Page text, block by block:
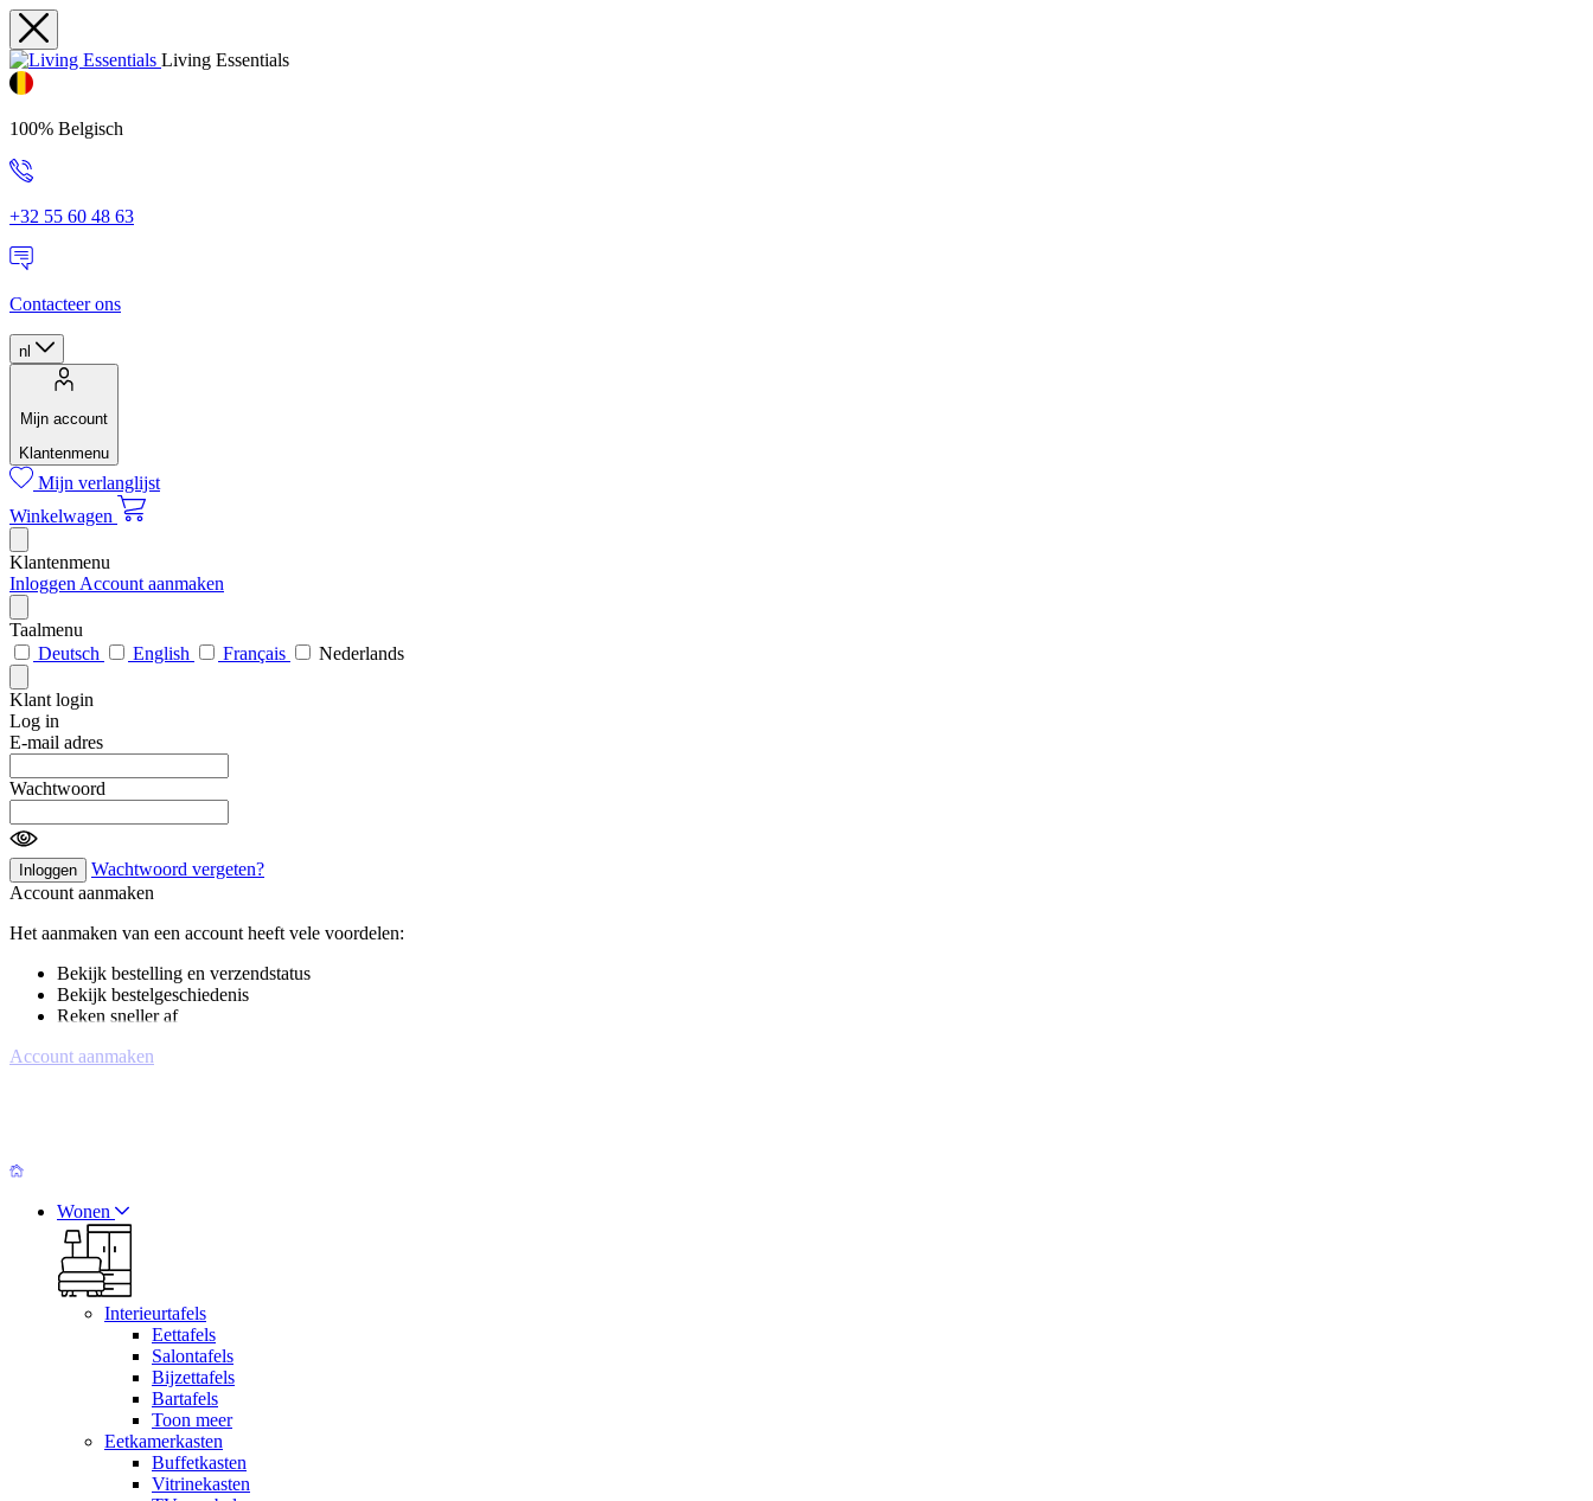
Living Essentials
100% Belgisch
+32 55 60 48 63
Contacteer ons
nl
Mijn account
Klantenmenu
Mijn verlanglijst
Winkelwagen
Klantenmenu
Inloggen Account aanmaken
Taalmenu
Deutsch
English Français Nederlands
Klant login
Log in
E-mail adres
Wachtwoord
Inloggen
Wachtwoord vergeten?
Account aanmaken
Het aanmaken van een account heeft vele voordelen:
Bekijk bestelling en verzendstatus
Bekijk bestelgeschiedenis
Reken sneller af
Account aanmaken
Wonen
Interieurtafels
Eettafels
Salontafels
Bijzettafels
Bartafels
Toon meer
Eetkamerkasten
Buffetkasten
Vitrinekasten